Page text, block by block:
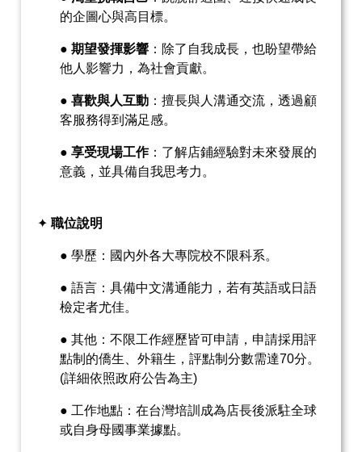
的企圖心與高目標。
●期望發揮影響 ：除了自我成長，也盼望帶給
他人影響力，為社會貢獻。
●喜歡與人互動 ：擅長與人溝通交流，透過顧
客服務得到滿足感。
●享受現場工作：了解店鋪經驗對未來發展的
意義，並具備自我思考力。
✦ 職位說明
●學歷：國內外各大專院校不限科系。
●語言：具備中文溝通能力，若有英語或日語
檢定者尤佳。
●其他：不限工作經歷皆可申請，申請採用評
點制的僑生、外籍生，評點制分數需達70分。
(詳細依照政府公告為主)
●工作地點：在台灣培訓成為店長後派駐全球
或自身母國事業據點。